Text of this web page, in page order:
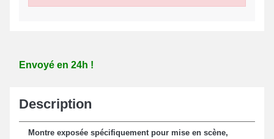
Envoyé en 24h !
Description
Montre exposée spécifiquement pour mise en scène,